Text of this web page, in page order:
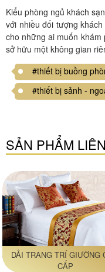
Kiểu phòng ngủ khách
với nhiều đối tượng
cho những ai muốn khám
sở hữu một không gian
#thiết bị buồng
#thiết bị sảnh -
SẢN PHẨM
DẢI TRANG TRÍ GIƯỜNG
CẤP